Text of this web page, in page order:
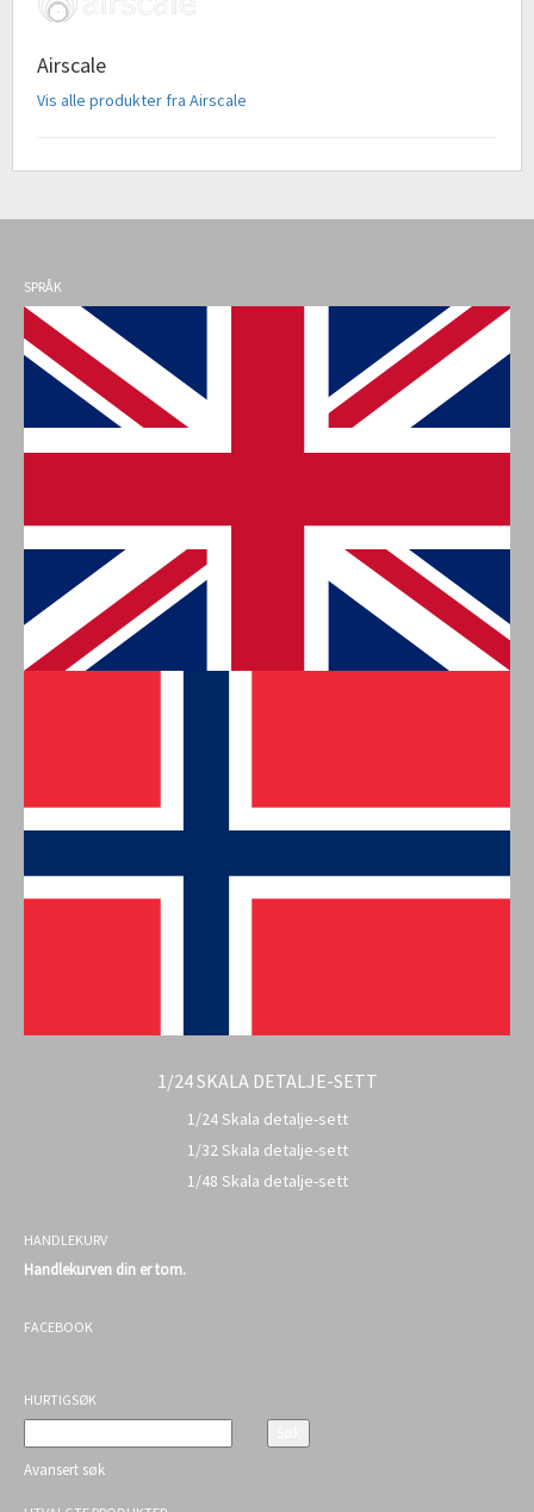
Airscale
Vis alle produkter fra Airscale
SPRÅK
1/24 SKALA DETALJE-SETT
1/24 Skala detalje-sett
1/32 Skala detalje-sett
1/48 Skala detalje-sett
HANDLEKURV
Handlekurven din er tom.
FACEBOOK
HURTIGSØK
Avansert søk